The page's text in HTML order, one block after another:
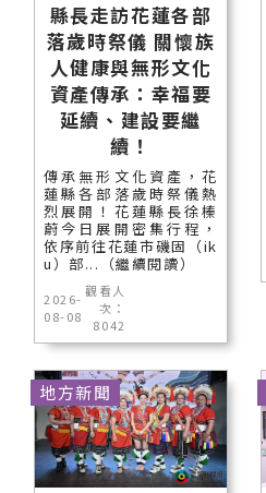
縣長走訪花蓮各部
落歲時祭儀 關懷族
人健康與無形文化
資產傳承：幸福要
延續、建設要繼
續！
傳承無形文化資產，花
蓮縣各部落歲時祭儀熱
烈展開！花蓮縣長徐榛
蔚今日展開密集行程，
依序前往花蓮市磯固（ik
u）部...（繼續閱讀）
2026-
08-08
觀看人
次：
8042
地方新聞